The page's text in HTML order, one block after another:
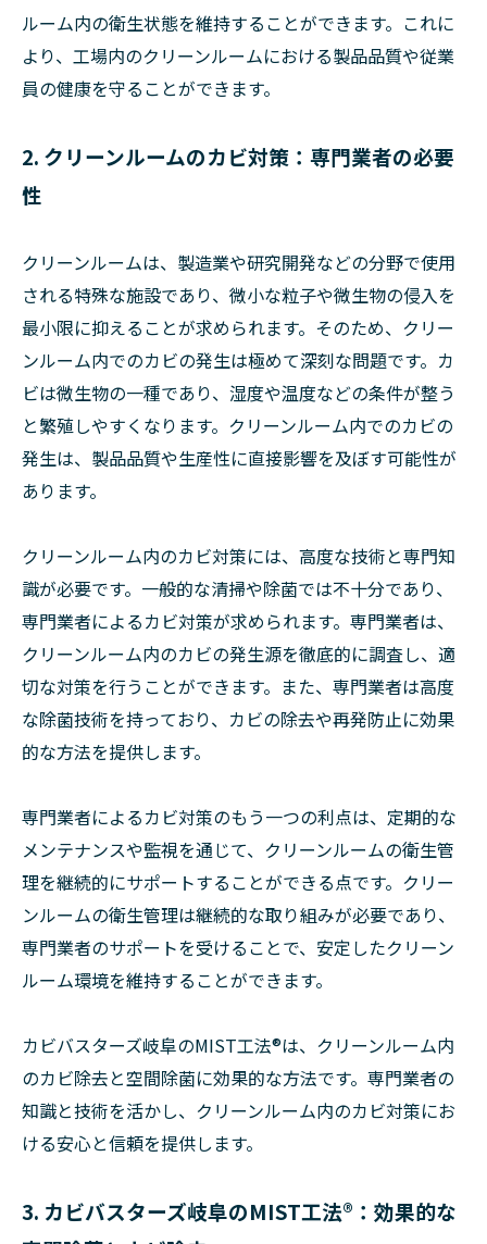
ルーム内の衛生状態を維持することができます。これに
より、工場内のクリーンルームにおける製品品質や従業
員の健康を守ることができます。
2. クリーンルームのカビ対策：専門業者の必要
性
クリーンルームは、製造業や研究開発などの分野で使用
される特殊な施設であり、微小な粒子や微生物の侵入を
最小限に抑えることが求められます。そのため、クリー
ンルーム内でのカビの発生は極めて深刻な問題です。カ
ビは微生物の一種であり、湿度や温度などの条件が整う
と繁殖しやすくなります。クリーンルーム内でのカビの
発生は、製品品質や生産性に直接影響を及ぼす可能性が
あります。
クリーンルーム内のカビ対策には、高度な技術と専門知
識が必要です。一般的な清掃や除菌では不十分であり、
専門業者によるカビ対策が求められます。専門業者は、
クリーンルーム内のカビの発生源を徹底的に調査し、適
切な対策を行うことができます。また、専門業者は高度
な除菌技術を持っており、カビの除去や再発防止に効果
的な方法を提供します。
専門業者によるカビ対策のもう一つの利点は、定期的な
メンテナンスや監視を通じて、クリーンルームの衛生管
理を継続的にサポートすることができる点です。クリー
ンルームの衛生管理は継続的な取り組みが必要であり、
専門業者のサポートを受けることで、安定したクリーン
ルーム環境を維持することができます。
カビバスターズ岐阜のMIST工法®は、クリーンルーム内
のカビ除去と空間除菌に効果的な方法です。専門業者の
知識と技術を活かし、クリーンルーム内のカビ対策にお
ける安心と信頼を提供します。
3. カビバスターズ岐阜のMIST工法®：効果的な